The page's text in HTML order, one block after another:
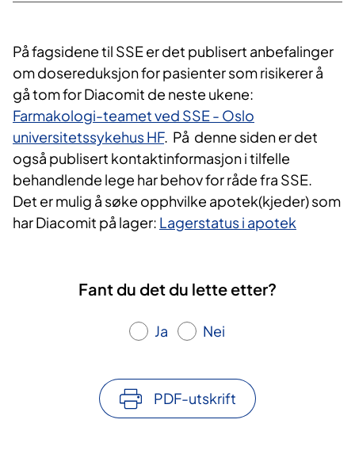
På fagsidene til SSE er det publisert anbefalinger
om dosereduksjon for pasienter som risikerer å
gå tom for Diacomit de neste ukene:
Farmakologi-teamet ved SSE - Oslo
universitetssykehus HF. På denne siden er det
også publisert kontaktinformasjon i tilfelle
behandlende lege har behov for råde fra SSE.
Det er mulig å søke opphvilke apotek(kjeder) som
har Diacomit på lager: Lagerstatus i apotek
Fant du det du lette etter?
Ja Nei
PDF-utskrift